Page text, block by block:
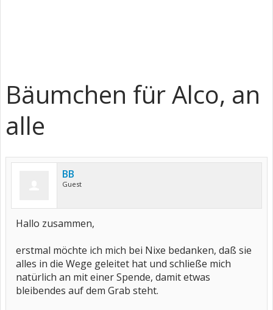
Bäumchen für Alco, an
alle
BB
Guest
Hallo zusammen,
erstmal möchte ich mich bei Nixe bedanken, daß sie
alles in die Wege geleitet hat und schließe mich
natürlich an mit einer Spende, damit etwas
bleibendes auf dem Grab steht.